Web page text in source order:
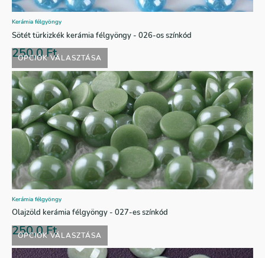
OPCIÓK VÁLASZTÁSA
Kerámia félgyöngy
Sötét türkizkék kerámia félgyöngy - 026-os színkód
250,0Ft
OPCIÓK VÁLASZTÁSA
Kerámia félgyöngy
Olajzöld kerámia félgyöngy - 027-es színkód
250,0Ft